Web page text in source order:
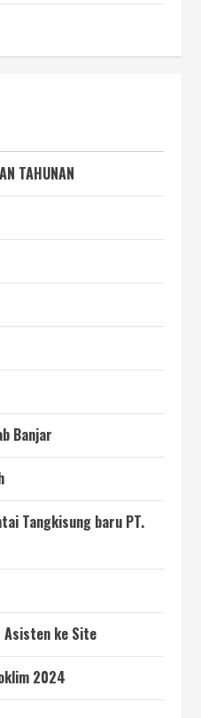
TAHUNAN
Banjar
Tangkisung baru PT.
Asisten ke Site
2024